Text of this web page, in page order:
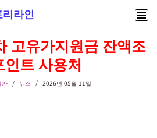
라인
고유가지원금 잔액조
인트 사용처
가 뉴스 2026년 05월 11일